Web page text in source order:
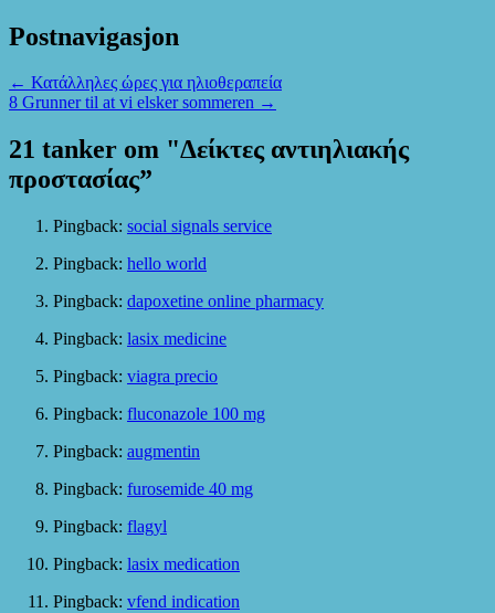
Postnavigasjon
← Κατάλληλες ώρες για ηλιοθεραπεία
8 Grunner til at vi elsker sommeren →
21 tanker om "Δείκτες αντιηλιακής
προστασίας”
Pingback: social signals service
Pingback: hello world
Pingback: dapoxetine online pharmacy
Pingback: lasix medicine
Pingback: viagra precio
Pingback: fluconazole 100 mg
Pingback: augmentin
Pingback: furosemide 40 mg
Pingback: flagyl
Pingback: lasix medication
Pingback: vfend indication